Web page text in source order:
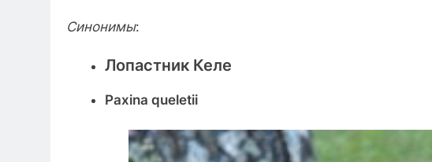
Синонимы:
Лопастник Келе
Paxina queletii